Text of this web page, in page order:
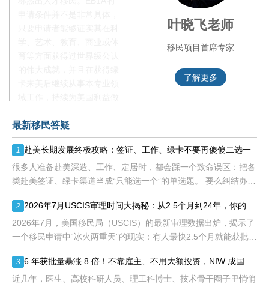
额占全球移民签证配额的
28.6%，即大约4万个移民
签证，都会用于满足"优
先"移民类别的申请。EB1A
不需要雇主支持、不用办理
等的限制，所以也愈来愈受
到中国杰出人才的青睐。
叶晓飞老师
移民项目首席专家
了解更多
最新移民答疑
1 赴美长期发展终极攻略：签证、工作、绿卡不要再傻傻二选一
很多人准备赴美深造、工作、定居时，都会踩一个致命误区：把各
类赴美签证、绿卡渠道当成“只能选一个”的单选题。 要么纠结办哪
突、白白浪费几年
2
2026年7月USCIS审理时间大揭秘：从2.5个月到24年，你的申请要等多久？
2026年7月，美国移民局（USCIS）的最新审理数据出炉，揭示了
一个移民申请中“冰火两重天”的现实：有人最快2.5个月就能获批，
一
3
6 年获批量暴涨 8 倍！不靠雇主、不用大额投资，NIW 成国内高知家庭身份规划底牌
近几年，医生、高校科研人员、理工科博士、技术骨干圈子里悄悄